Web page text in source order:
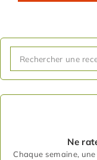
Ne
Chaque semaine,